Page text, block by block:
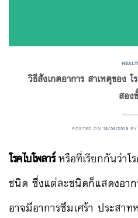
วิธีสังเกตอาการ สาเหตุของ
สอง
POSTED ON 18/04/2019 BY
โรคไบโพลาร์หรือที่เรียกกันว่า
ชนิด ซึ่งแต่ละชนิดก็แสดงอา
อาจมีอาการซึมเศร้า ประสา